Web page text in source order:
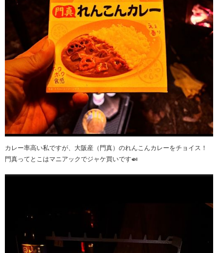
カレー率高い私ですが、大阪産（門真）のれんこんカレーをチョイス！
門真ってとこはマニアックでジャケ買いです🍛